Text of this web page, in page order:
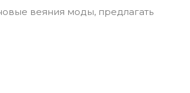
веяния моды, предлагать